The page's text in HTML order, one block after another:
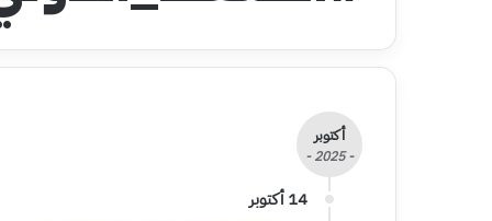
أكتوبر
- 2025 -
14 أكتوبر